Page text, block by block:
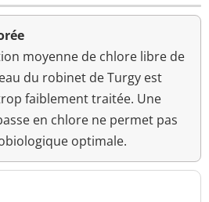
moyenne de chlore libre de
du robinet de Turgy est
faiblement traitée. Une
en chlore ne permet pas
optimale.